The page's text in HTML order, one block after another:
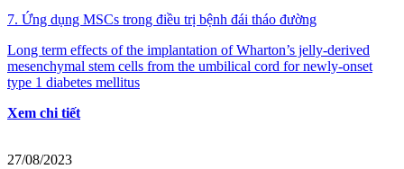
7. Ứng dụng MSCs trong điều trị bệnh đái tháo đường
Long term effects of the implantation of Wharton’s jelly-derived
mesenchymal stem cells from the umbilical cord for newly-onset
type 1 diabetes mellitus
Xem chi tiết
27/08/2023